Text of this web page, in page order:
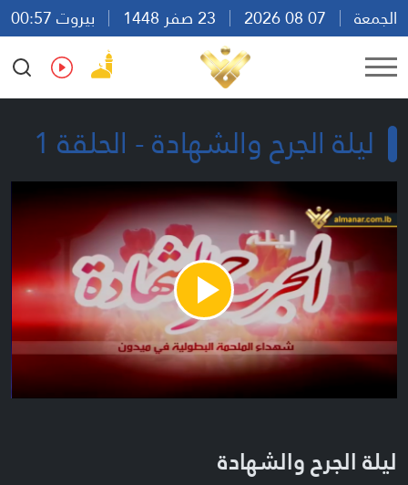
الجمعة
بيروت 00:57
Ar
En Fr Es
ليلة الجرح والشهادة - الحلقة 1
Play
Video
ليلة الجرح والشهادة